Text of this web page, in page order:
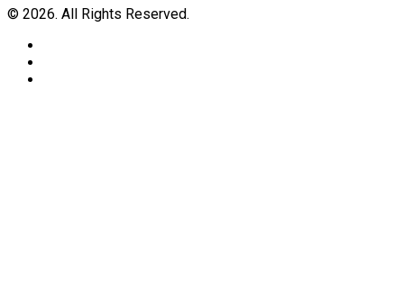
© 2026. All Rights Reserved.